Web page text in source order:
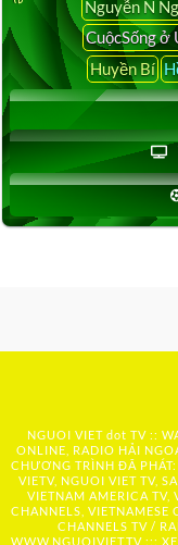
Nguyễn N
CuộcSống ở
Huyền Bí
NGUOI VIET dot TV ::
ONLINE, RADIO HẢI
CHƯƠNG TRÌNH ĐÃ PHÁT:
VIETV, NGUOI VIET TV,
VIETNAM AMERICA TV,
CHANNELS, VIETNAMESE
CHANNELS TV /
WWW.NGUOIVIET.TV :::